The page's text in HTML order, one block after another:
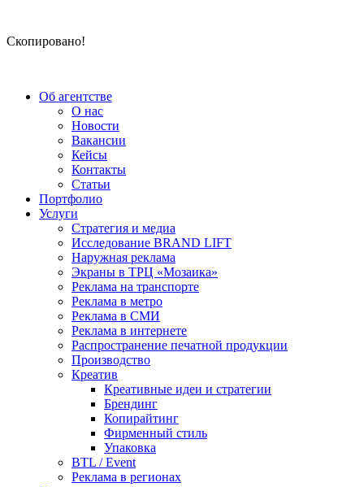
Скопировано!
Об агентстве
О нас
Новости
Вакансии
Кейсы
Контакты
Статьи
Портфолио
Услуги
Стратегия и медиа
Исследование BRAND LIFT
Наружная реклама
Экраны в ТРЦ «Мозаика»
Реклама на транспорте
Реклама в метро
Реклама в СМИ
Реклама в интернете
Распространение печатной продукции
Производство
Креатив
Креативные идеи и стратегии
Брендинг
Копирайтинг
Фирменный стиль
Упаковка
BTL / Event
Реклама в регионах